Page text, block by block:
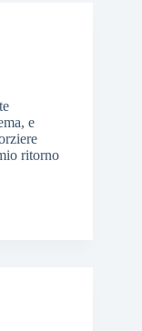
e
ritorno